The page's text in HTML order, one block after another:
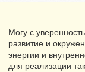
Могу с
развитие и
энергии и
для реализации